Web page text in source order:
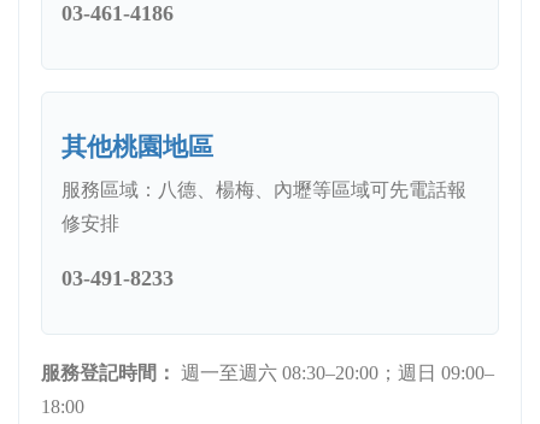
03-461-4186
其他桃園地區
服務區域：八德、楊梅、內壢等區域可先電話報
修安排
03-491-8233
服務登記時間： 週一至週六 08:30–20:00；週日 09:00–
18:00